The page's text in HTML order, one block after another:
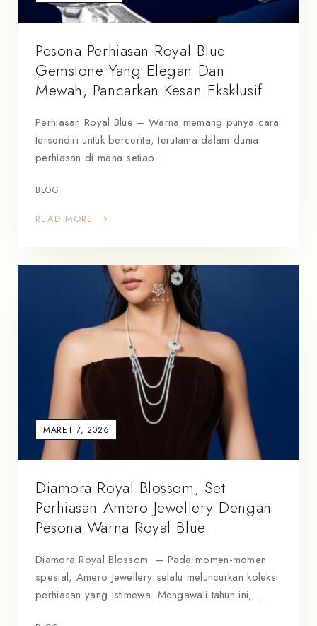
Pesona Perhiasan Royal Blue
Gemstone Yang Elegan Dan
Mewah, Pancarkan Kesan Eksklusif
Perhiasan Royal Blue – Warna memang punya cara
tersendiri untuk bercerita, terutama dalam dunia
perhiasan di mana setiap…
BLOG
READ MORE
MARET 7, 2026
Diamora Royal Blossom, Set
Perhiasan Amero Jewellery Dengan
Pesona Warna Royal Blue
Diamora Royal Blossom – Pada momen-momen
spesial, Amero Jewellery selalu meluncurkan koleksi
perhiasan yang istimewa. Mengawali tahun ini,…